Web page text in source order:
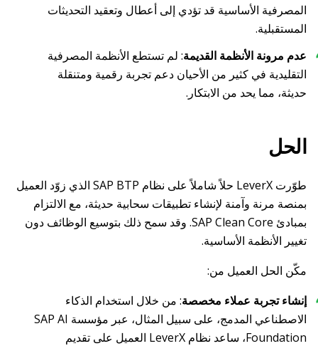
المصرفية الأساسية قد تؤدي إلى أعطال وتعقيد التحديثات
المستقبلية.
عدم مرونة الأنظمة القديمة: لم تستطع الأنظمة المصرفية
التقليدية في كثير من الأحيان دعم تجربة رقمية ومتنقلة
حديثة، مما يحد من الابتكار.
الحل
طوّرت LeverX حلاً شاملاً على نظام SAP BTP الذي زوّد العميل
بمنصة مرنة وآمنة لإنشاء تطبيقات سحابية حديثة، مع الالتزام
بمبادئ SAP Clean Core. وقد سمح ذلك بتوسيع الوظائف دون
تغيير الأنظمة الأساسية.
مكّن الحل العميل من:
إنشاء تجربة عملاء مخصصة: من خلال استخدام الذكاء
الاصطناعي المدمج، على سبيل المثال، عبر مؤسسة SAP AI
Foundation، ساعد نظام LeverX العميل على تقديم